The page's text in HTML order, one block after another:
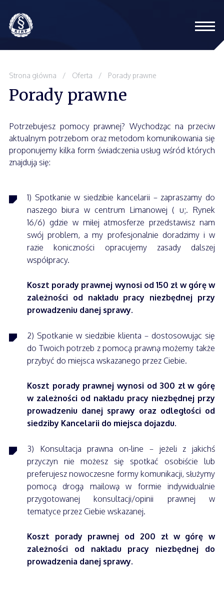
Zespół
Szkolenia
Blog
Strona główna / Oferta / Porady prawne
Porady prawne
Potrzebujesz pomocy prawnej? Wychodząc na przeciw
aktualnym potrzebom oraz metodom komunikowania się
proponujemy kilka form świadczenia usług wśród których
znajdują się:
1) Spotkanie w siedzibie kancelarii – zapraszamy do
naszego biura w centrum Limanowej ( u;. Rynek
16/6) gdzie w miłej atmosferze przedstawisz nam
swój problem, a my profesjonalnie doradzimy i w
razie koniczności opracujemy zasady dalszej
współpracy.
Koszt porady prawnej wynosi od 150 zł w górę w
zależności od nakładu pracy niezbędnej przy
prowadzeniu danej sprawy.
2) Spotkanie w siedzibie klienta – dostosowując się
do Twoich potrzeb z pomocą prawną możemy także
przybyć do miejsca wskazanego przez Ciebie.
Koszt porady prawnej wynosi od 300 zł w górę
w zależności od nakładu pracy niezbędnej przy
prowadzeniu danej sprawy oraz odległości od
siedziby Kancelarii do miejsca dojazdu.
3) Konsultacja prawna on-line – jeżeli z jakichś
przyczyn nie możesz się spotkać osobiście lub
preferujesz nowoczesne formy komunikacji, służymy
pomocą drogą mailową w formie indywidualnie
przygotowanej konsultacji/opinii prawnej w
tematyce przez Ciebie wskazanej.
Koszt porady prawnej od 200 zł w górę w
zależności od nakładu pracy niezbędnej do
prowadzenia danej sprawy.